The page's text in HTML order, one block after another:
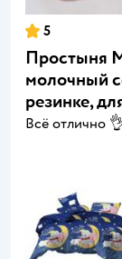
5
Простыня
молочный
резинке,
Всё отлично 👌